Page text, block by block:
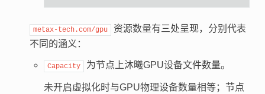
metax-tech.com/gpu
资源数量有三处呈现，分别代表
不同的涵义：
Capacity 为节点上沐曦GPU设备文件数量。
未开启虚拟化时与GPU物理设备数量相等；节点